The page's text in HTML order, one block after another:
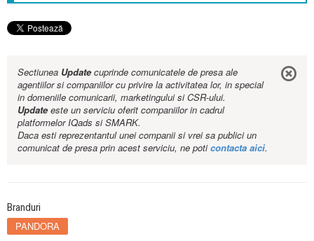
Sectiunea Updatecuprinde comunicatele de presa ale
agentiilor si companiilor cu privire la activitatea lor, in special
in domeniile comunicarii, marketingului si CSR-ului.
Updateeste un serviciu oferit companiilor in cadrul
platformelor IQads si SMARK.
Daca esti reprezentantul unei companii si vrei sa publici un
comunicat de presa prin acest serviciu, ne poticontacta aici.
Branduri
PANDORA